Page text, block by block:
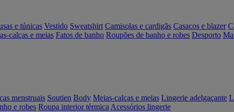
e túnicas Vestido Sweatshirt Camisolas e cardigãs Casacos e blazer
calças e meias Fatos de banho Roupões de banho e robes Desporto
menstruais Soutien Body Meias-calças e meias Lingerie adelgaçante
e robes Roupa interior térmica Acessórios lingerie